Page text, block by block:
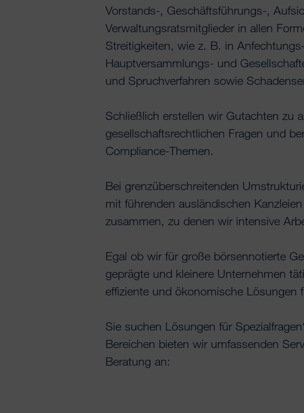
Vorstands-, Geschäftsführungs-,
Verwaltungsratsmitglieder in allen
Streitigkeiten, wie z. B. in
Hauptversammlungs- und
und Spruchverfahren sowie
Schließlich erstellen wir Gutachten zu
gesellschaftsrechtlichen Fragen und
Compliance-Themen.
Bei grenzüberschreitenden
mit führenden ausländischen
zusammen, zu denen wir intensive
Egal ob wir für große börsennotierte
geprägte und kleinere Unternehmen
effiziente und ökonomische Lösungen
Sie suchen Lösungen für
Bereichen bieten wir umfassenden
Beratung an: